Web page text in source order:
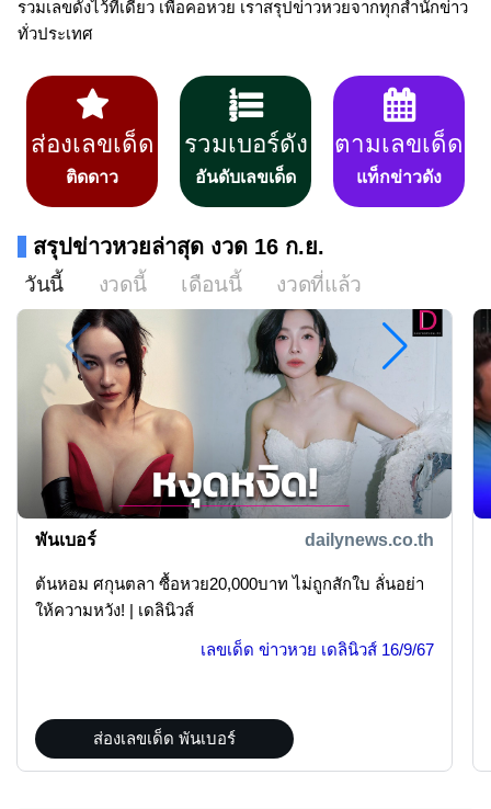
รวมเลขดังไว้ที่เดียว เพื่อคอหวย เราสรุปข่าวหวยจากทุกสำนักข่าว
ทั่วประเทศ
ส่องเลขเด็ด
ติดดาว
รวมเบอร์ดัง
อันดับเลขเด็ด
ตามเลขเด็ด
แท็กข่าวดัง
สรุปข่าวหวยล่าสุด งวด 16 ก.ย.
วันนี้ งวดนี้ เดือนนี้ งวดที่แล้ว
พันเบอร์ dailynews.co.th
ส่องเลขเด็ด พันเบอร์
ต้นหอม ศกุนตลา ซื้อหวย20,000บาท ไม่ถูกสักใบ ลั่นอย่า
ให้ความหวัง! | เดลินิวส์
เลขเด็ด ข่าวหวย เดลินิวส์ 16/9/67